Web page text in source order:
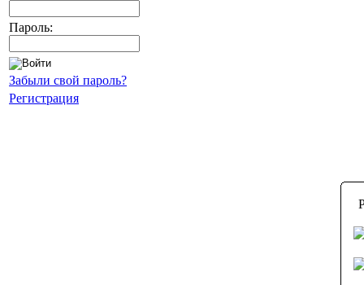
Пароль:
Забыли свой пароль?
Регистрация